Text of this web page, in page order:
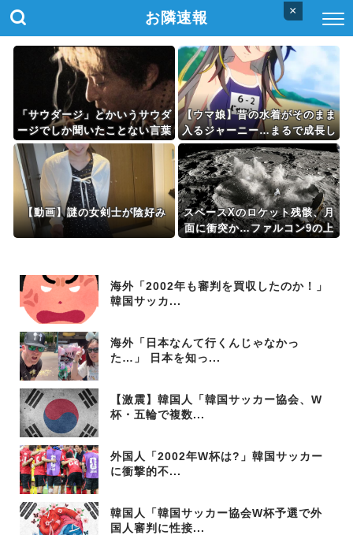
×
お隣速報
「サウダージ」とかいうサウダ
ージでしか聞いたことない言葉
ｗｗｗｗｗｗｗｗ
【ウマ娘】昔の水着がそのまま
入るジャーニー…まるで成長し
ていない！？
【動画】謎の女剣士が陰好み
スペースXのロケット残骸、月
面に衝突か…ファルコン9の上
海外「2002年も審判を買収したのか！」
韓国サッカ...
海外「日本なんて行くんじゃなかっ
た…」 日本を知っ...
【激震】韓国人「韓国サッカー協会、W
杯・五輪で複数...
外国人「2002年W杯は?」韓国サッカー
に衝撃的不...
韓国人「韓国サッカー協会W杯予選で外
国人審判に性接...